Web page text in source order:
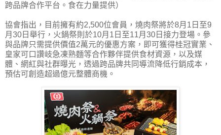
跨品牌合作平台。食在力量提供）
協會指出，目前擁有約2,500位會員，燒肉祭將於8月1日至9
月30日舉行，火鍋祭則於10月1日至11月30日接力登場。參
與品牌只需提供價值2萬元的優惠方案，即可獲得桂冠實業、
皇家可口讚岐急凍熟麵等合作夥伴提供食材資源，以及媒
體、網紅與社群曝光，透過跨品牌共同導流降低行銷成本，
預估可創造超過億元整體商機。